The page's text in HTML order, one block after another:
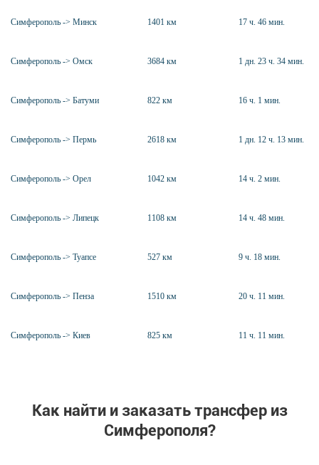
Симферополь -> Минск 1401 км 17 ч. 46 мин.
Симферополь -> Омск 3684 км 1 дн. 23 ч. 34 мин.
Симферополь -> Батуми 822 км 16 ч. 1 мин.
Симферополь -> Пермь 2618 км 1 дн. 12 ч. 13 мин.
Симферополь -> Орел 1042 км 14 ч. 2 мин.
Симферополь -> Липецк 1108 км 14 ч. 48 мин.
Симферополь -> Туапсе 527 км 9 ч. 18 мин.
Симферополь -> Пенза 1510 км 20 ч. 11 мин.
Симферополь -> Киев 825 км 11 ч. 11 мин.
Как найти и заказать трансфер из
Симферополя?